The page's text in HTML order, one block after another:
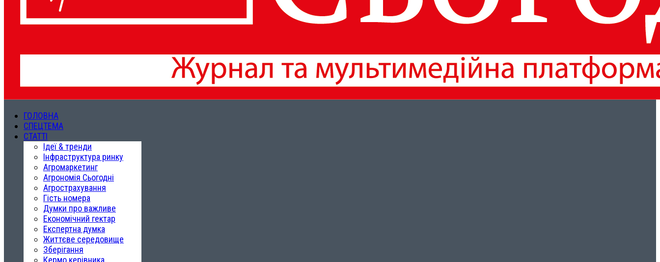
ГОЛОВНА
СПЕЦТЕМА
СТАТТІ
Ідеї & тренди
Інфраструктура ринку
Агромаркетинг
Агрономія Сьогодні
Агрострахування
Гість номера
Думки про важливе
Економічний гектар
Експертна думка
Життєве середовище
Зберігання
Кермо керівника